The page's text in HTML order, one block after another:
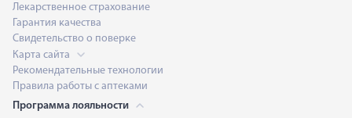
Лекарственное страхование
Гарантия качества
Свидетельство о поверке
Карта сайта
Рекомендательные технологии
Правила работы с аптеками
Программа лояльности